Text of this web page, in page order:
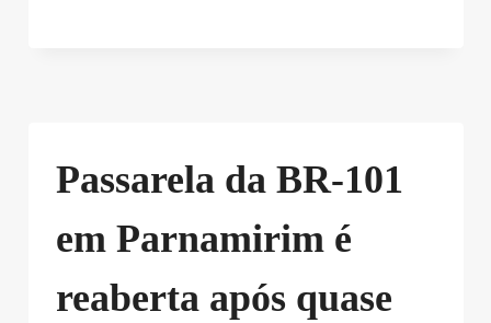
Passarela da BR-101
em Parnamirim é
reaberta após quase